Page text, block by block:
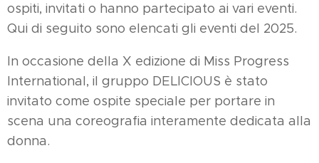
ospiti, invitati o hanno partecipato ai vari eventi.
Qui di seguito sono elencati gli eventi del 2025.
In occasione della X edizione di Miss Progress
International, il gruppo DELICIOUS è stato
invitato come ospite speciale per portare in
scena una coreografia interamente dedicata alla
donna.